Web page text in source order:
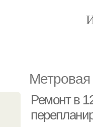
Метровая
Ремонт в